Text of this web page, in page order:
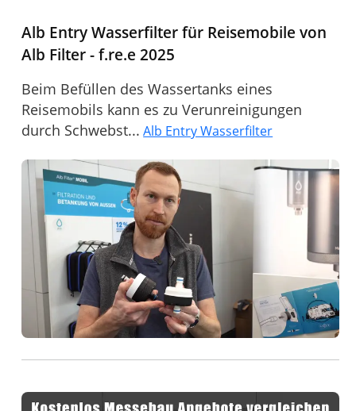
Alb Entry Wasserfilter für Reisemobile von
Alb Filter - f.re.e 2025
Beim Befüllen des Wassertanks eines
Reisemobils kann es zu Verunreinigungen
durch Schwebst... Alb Entry Wasserfilter